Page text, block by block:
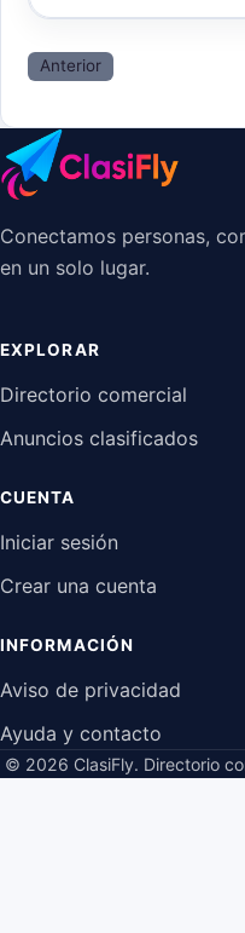
Anterior
Conectamos personas,
en un solo lugar.
EXPLORAR
Directorio comercial
Anuncios clasificados
CUENTA
Iniciar sesión
Crear una cuenta
INFORMACIÓN
Aviso de privacidad
Ayuda y contacto
© 2026 ClasiFly. Directorio